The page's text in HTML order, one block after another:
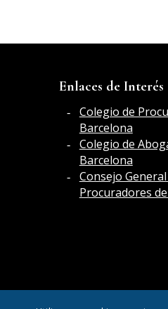
Enlaces de Interés
Colegio de
Barcelona
Colegio de
Barcelona
Consejo
Procuradores